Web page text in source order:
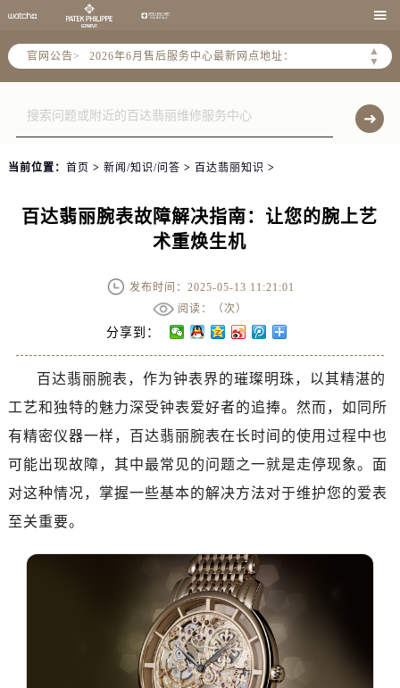

官网公告>
▲
▼
2026年6月北京市售后服务网络优化升级公告
2026年6月北京市官方售后客户服务热线：
2026年6月售后服务中心最新网点地址：
北京市东城区东长安街1号东方广场写字楼W3座6层602室（需提前预约）
北京市朝阳区建国门外大街甲6号华熙国际中心写字楼D座11层1102室（需提前预约）
北京市朝阳区建国门外大街甲6号华熙国际中心D座11层1102室售后服务中心（需提前预约）
当前位置： 首页 > 新闻/知识/问答 > 百达翡丽知识 >
百达翡丽腕表故障解决指南：让您的腕上艺
术重焕生机
发布时间：2025-05-13 11:21:01
阅读：（次）
分享到：
百达翡丽腕表，作为钟表界的璀璨明珠，以其精湛的
工艺和独特的魅力深受钟表爱好者的追捧。然而，如同所
有精密仪器一样，百达翡丽腕表在长时间的使用过程中也
可能出现故障，其中最常见的问题之一就是走停现象。面
对这种情况，掌握一些基本的解决方法对于维护您的爱表
至关重要。